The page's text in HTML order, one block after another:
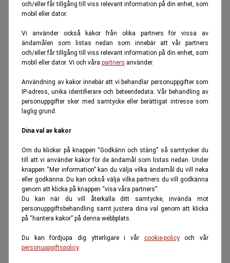
och/eller får tillgång till viss relevant information på din enhet, som
mobil eller dator.
Vi använder också kakor från olika partners för vissa av
ändamålen som listas nedan som innebär att vår partners
och/eller får tillgång till viss relevant information på din enhet, som
mobil eller dator. Vi och våra partners använder.
Användning av kakor innebär att vi behandlar personuppgifter som
IP-adress, unika identifierare och beteendedata. Vår behandling av
personuppgifter sker med samtycke eller berättigat intresse som
laglig grund.
Dina val av kakor
Om du klickar på knappen “Godkänn och stäng” så samtycker du
till att vi använder kakor för de ändamål som listas nedan. Under
knappen “Mer information” kan du välja vilka ändamål du vill neka
eller godkänna. Du kan också välja vilka partners du vill godkänna
genom att klicka på knappen “visa våra partners”.
Du kan när du vill återkalla ditt samtycke, invända mot
personuppgiftsbehandling samt justera dina val genom att klicka
på “hantera kakor” på denna webbplats.
Du kan fördjupa dig ytterligare i vår cookie-policyoch vår
personuppgiftspolicy.